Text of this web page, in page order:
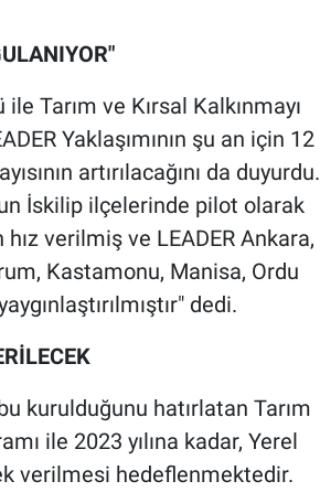
Tarım ve Kırsal Kalkınmayı
Yaklaşımının şu an için 12
artırılacağını da duyurdu.
İskilip ilçelerinde pilot olarak
verilmiş ve LEADER Ankara,
Kastamonu, Manisa, Ordu
dedi.
kurulduğunu hatırlatan Tarım
ile 2023 yılına kadar, Yerel
verilmesi hedeflenmektedir.